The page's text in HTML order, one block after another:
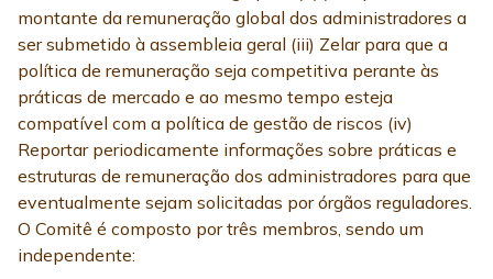
montante da remuneração global dos administradores a
ser submetido à assembleia geral (iii) Zelar para que a
política de remuneração seja competitiva perante às
práticas de mercado e ao mesmo tempo esteja
compatível com a política de gestão de riscos (iv)
Reportar periodicamente informações sobre práticas e
estruturas de remuneração dos administradores para que
eventualmente sejam solicitadas por órgãos reguladores.
O Comitê é composto por três membros, sendo um
independente: